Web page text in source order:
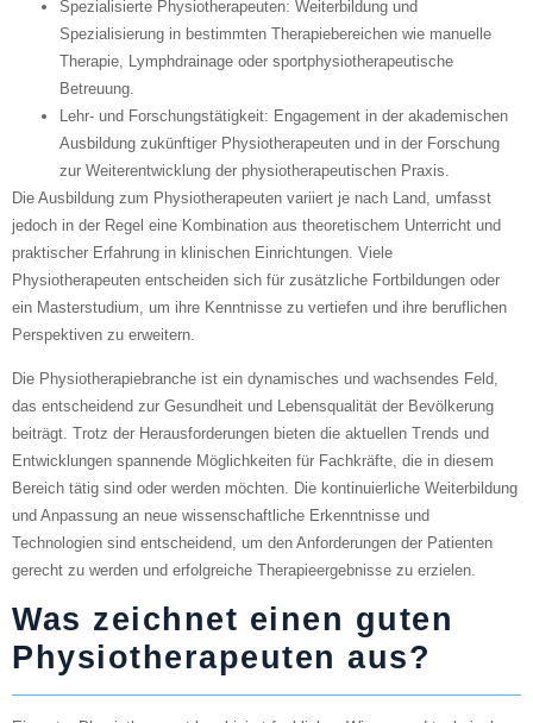
Spezialisierte Physiotherapeuten: Weiterbildung und
Spezialisierung in bestimmten Therapiebereichen wie manuelle
Therapie, Lymphdrainage oder sportphysiotherapeutische
Betreuung.
Lehr- und Forschungstätigkeit: Engagement in der akademischen
Ausbildung zukünftiger Physiotherapeuten und in der Forschung
zur Weiterentwicklung der physiotherapeutischen Praxis.
Die Ausbildung zum Physiotherapeuten variiert je nach Land, umfasst
jedoch in der Regel eine Kombination aus theoretischem Unterricht und
praktischer Erfahrung in klinischen Einrichtungen. Viele
Physiotherapeuten entscheiden sich für zusätzliche Fortbildungen oder
ein Masterstudium, um ihre Kenntnisse zu vertiefen und ihre beruflichen
Perspektiven zu erweitern.
Die Physiotherapiebranche ist ein dynamisches und wachsendes Feld,
das entscheidend zur Gesundheit und Lebensqualität der Bevölkerung
beiträgt. Trotz der Herausforderungen bieten die aktuellen Trends und
Entwicklungen spannende Möglichkeiten für Fachkräfte, die in diesem
Bereich tätig sind oder werden möchten. Die kontinuierliche Weiterbildung
und Anpassung an neue wissenschaftliche Erkenntnisse und
Technologien sind entscheidend, um den Anforderungen der Patienten
gerecht zu werden und erfolgreiche Therapieergebnisse zu erzielen.
Was zeichnet einen guten
Physiotherapeuten aus?